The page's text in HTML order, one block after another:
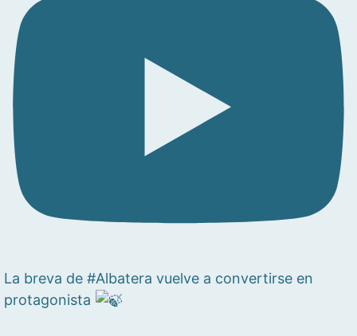
La breva de #Albatera vuelve a convertirse en
protagonista